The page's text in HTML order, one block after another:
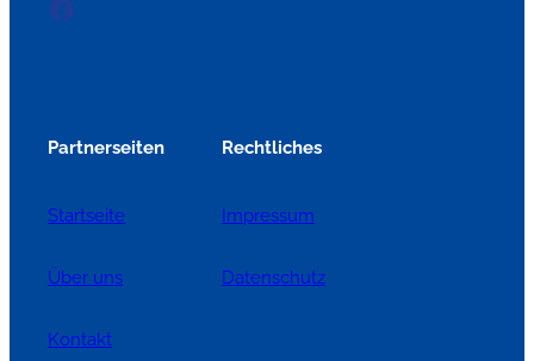
Facebook
Partnerseiten
Startseite
Über uns
Kontakt
Rechtliches
Impressum
Datenschutz